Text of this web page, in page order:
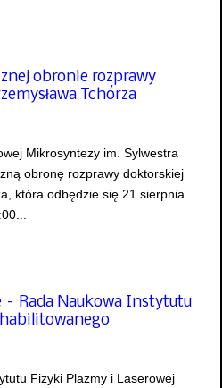
obronie rozprawy
Tchórza
Mikrosyntezy im. Sylwestra
obronę rozprawy doktorskiej
która odbędzie się 21 sierpnia
– Rada Naukowa Instytutu
Fizyki Plazmy i Laserowej